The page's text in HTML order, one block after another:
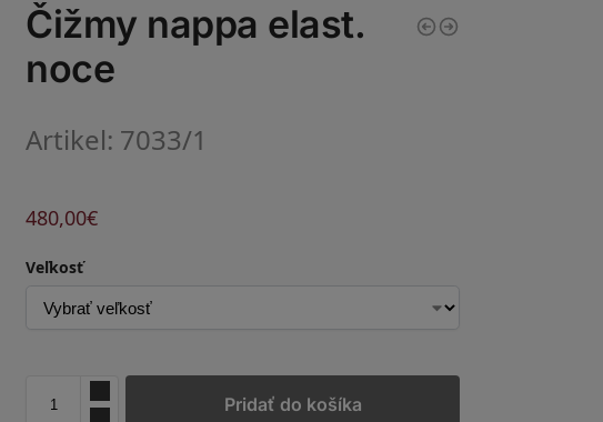
Čižmy nappa elast.
noce
Artikel: 7033/1
480,00€
Veľkosť
Pridať do košíka